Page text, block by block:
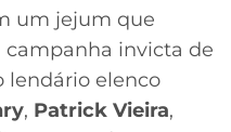
um jejum que
campanha invicta de
lendário elenco
, Patrick Vieira,